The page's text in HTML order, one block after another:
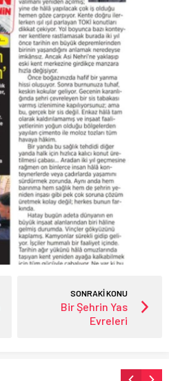
SONRAKİ KONU
Bir Şehrin Yas
Evreleri